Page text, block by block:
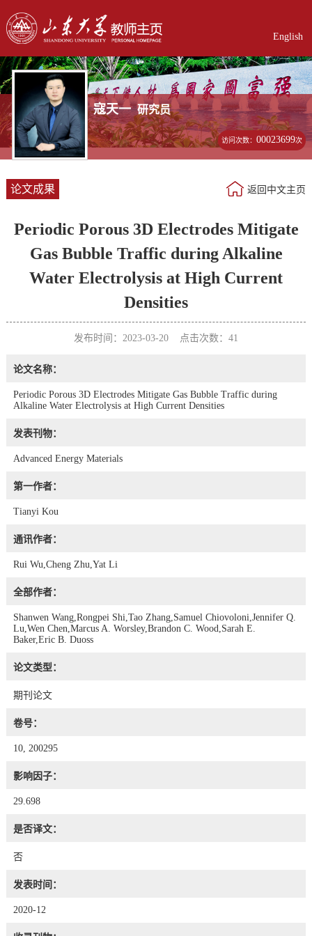
English
寇天一 研究员
访问次数：00023699次
论文成果 返回中文主页
Periodic Porous 3D Electrodes Mitigate
Gas Bubble Traffic during Alkaline
Water Electrolysis at High Current
Densities
发布时间：2023-03-20 点击次数： 41
论文名称：
Periodic Porous 3D Electrodes Mitigate Gas Bubble Traffic during
Alkaline Water Electrolysis at High Current Densities
发表刊物：
Advanced Energy Materials
第一作者：
Tianyi Kou
通讯作者：
Rui Wu,Cheng Zhu,Yat Li
全部作者：
Shanwen Wang,Rongpei Shi,Tao Zhang,Samuel Chiovoloni,Jennifer Q.
Lu,Wen Chen,Marcus A. Worsley,Brandon C. Wood,Sarah E.
Baker,Eric B. Duoss
论文类型：
期刊论文
卷号：
10, 200295
影响因子：
29.698
是否译文：
否
发表时间：
2020-12